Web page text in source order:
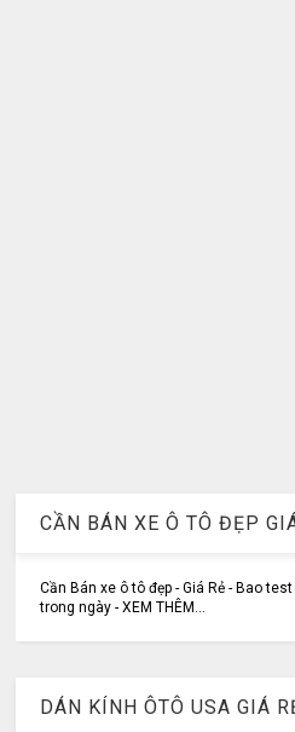
CẦN BÁN XE Ô TÔ ĐẸP
Cần Bán xe ô tô đẹp - Giá Rẻ - Bao
trong ngày - XEM THÊM...
DÁN KÍNH ÔTÔ USA GIÁ